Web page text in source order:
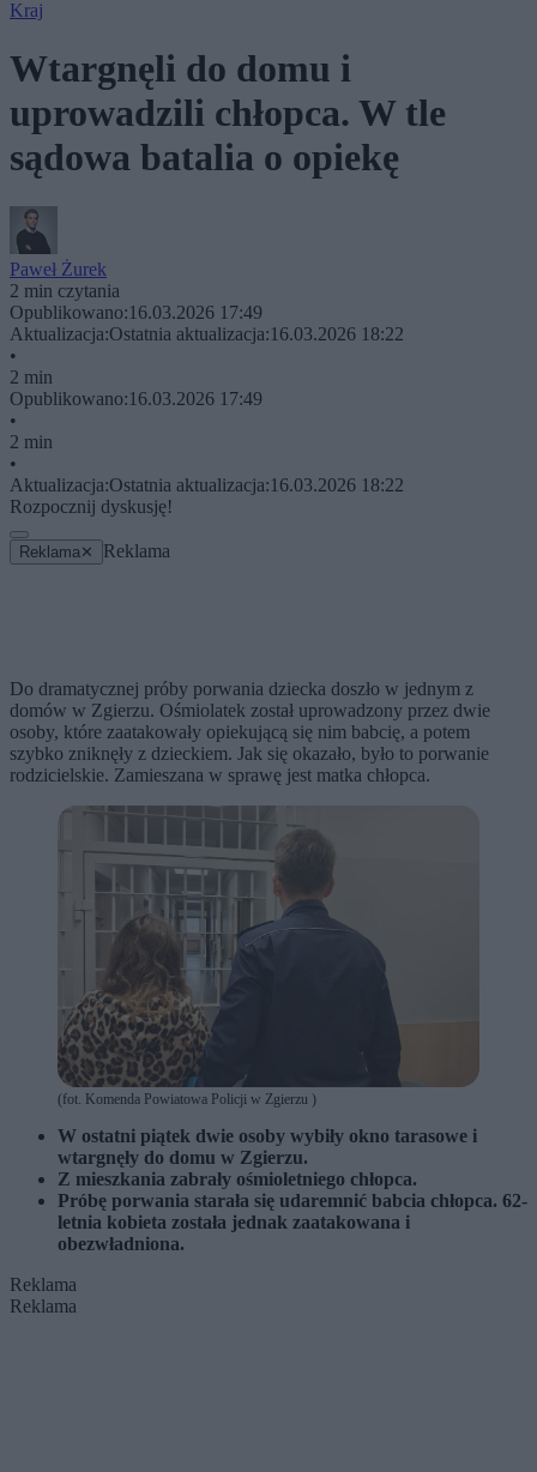
Kraj
Wtargnęli do domu i
uprowadzili chłopca. W tle
sądowa batalia o opiekę
Paweł Żurek
2 min czytania
Opublikowano:16.03.2026 17:49
Aktualizacja:Ostatnia aktualizacja:16.03.2026 18:22
•
2 min
Opublikowano:16.03.2026 17:49
•
2 min
•
Aktualizacja:Ostatnia aktualizacja:16.03.2026 18:22
Rozpocznij dyskusję!
Reklama ✕ Reklama
Do dramatycznej próby porwania dziecka doszło w jednym z
domów w Zgierzu. Ośmiolatek został uprowadzony przez dwie
osoby, które zaatakowały opiekującą się nim babcię, a potem
szybko zniknęły z dzieckiem. Jak się okazało, było to porwanie
rodzicielskie. Zamieszana w sprawę jest matka chłopca.
(fot. Komenda Powiatowa Policji w Zgierzu )
W ostatni piątek dwie osoby wybiły okno tarasowe i
wtargnęły do domu w Zgierzu.
Z mieszkania zabrały ośmioletniego chłopca.
Próbę porwania starała się udaremnić babcia chłopca. 62-
letnia kobieta została jednak zaatakowana i
obezwładniona.
Reklama
Reklama